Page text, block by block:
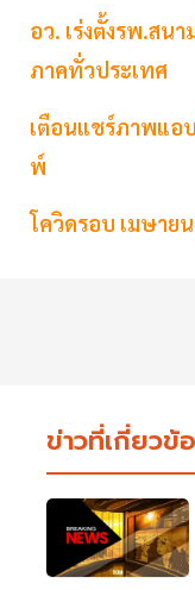
อว. เร่งตั้งรพ.สนา
ภาคทั่วประเทศ
เตือนแชร์ภาพแอ
พ์
โควิดรอบ เมษาย
ข่าวที่เกี่ยวข้